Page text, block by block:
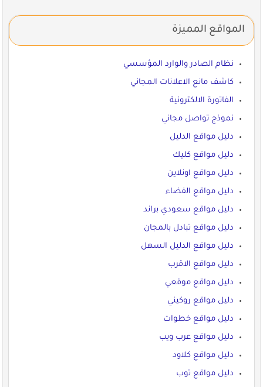
المواقع المميزة
نظام الصادر والوارد المؤسسي
كاشف مانع الاعلانات المجاني
الفاتورة الالكترونية
نموذج تواصل مجاني
دليل مواقع الدليل
دليل مواقع كليك
دليل مواقع اونلاين
دليل مواقع الفضاء
دليل مواقع سعودي براند
دليل مواقع تبادل بالمجان
دليل مواقع الدليل السهل
دليل مواقع الاقرب
دليل مواقع موقعي
دليل مواقع روكيني
دليل مواقع خطوات
دليل مواقع عرب ويب
دليل مواقع كلاود
دليل مواقع توب